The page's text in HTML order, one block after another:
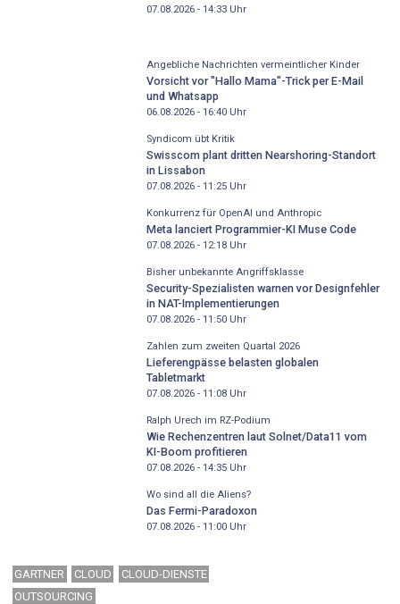
07.08.2026 - 14:33Uhr
Angebliche Nachrichten vermeintlicher Kinder
Vorsicht vor "Hallo Mama"-Trick per E-Mail
und Whatsapp
06.08.2026 - 16:40Uhr
Syndicom übt Kritik
Swisscom plant dritten Nearshoring-Standort
in Lissabon
07.08.2026 - 11:25Uhr
Konkurrenz für OpenAI und Anthropic
Meta lanciert Programmier-KI Muse Code
07.08.2026 - 12:18Uhr
Bisher unbekannte Angriffsklasse
Security-Spezialisten warnen vor Designfehler
in NAT-Implementierungen
07.08.2026 - 11:50Uhr
Zahlen zum zweiten Quartal 2026
Lieferengpässe belasten globalen
Tabletmarkt
07.08.2026 - 11:08Uhr
Ralph Urech im RZ-Podium
Wie Rechenzentren laut Solnet/Data11 vom
KI-Boom profitieren
07.08.2026 - 14:35Uhr
Wo sind all die Aliens?
Das Fermi-Paradoxon
07.08.2026 - 11:00Uhr
GARTNER CLOUD
CLOUD-DIENSTE
OUTSOURCING